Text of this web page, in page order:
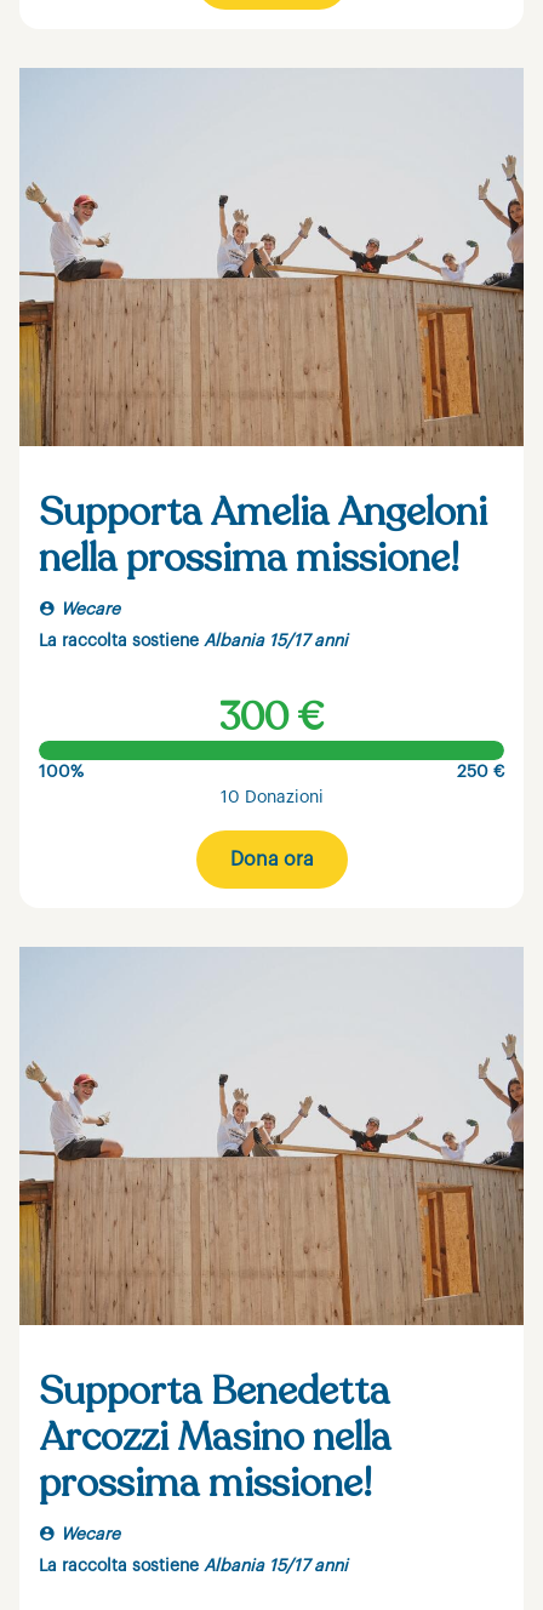
Supporta Amelia Angeloni
nella prossima missione!
Wecare
La raccolta sostiene Albania 15/17 anni
300 €
100%
250 €
10 Donazioni
Dona ora
Supporta Benedetta
Arcozzi Masino nella
prossima missione!
Wecare
La raccolta sostiene Albania 15/17 anni